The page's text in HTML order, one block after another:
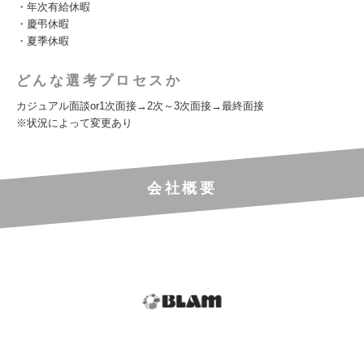
・年次有給休暇
・慶弔休暇
・夏季休暇
どんな選考プロセスか
カジュアル面談or1次面接→2次～3次面接→最終面接
※状況によって変更あり
会社概要